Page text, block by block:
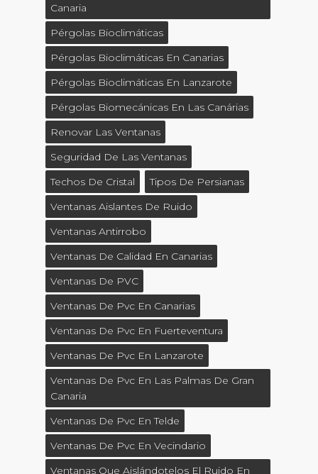
Canaria
Pérgolas Bioclimáticas
Pérgolas Bioclimáticas En Canarias
Pérgolas Bioclimáticas En Lanzarote
Pérgolas Biomecánicas En Las Canárias
Renovar Las Ventanas
Seguridad De Las Ventanas
Techos De Cristal
Tipos De Persianas
Ventanas Aislantes De Ruido
Ventanas Antirrobo
Ventanas De Calidad En Canarias
Ventanas De PVC
Ventanas De Pvc En Canarias
Ventanas De Pvc En Fuerteventura
Ventanas De Pvc En Lanzarote
Ventanas De Pvc En Las Palmas De Gran
Canaria
Ventanas De Pvc En Telde
Ventanas De Pvc En Vecindario
Ventanas Que Aislándotelos El Ruido En